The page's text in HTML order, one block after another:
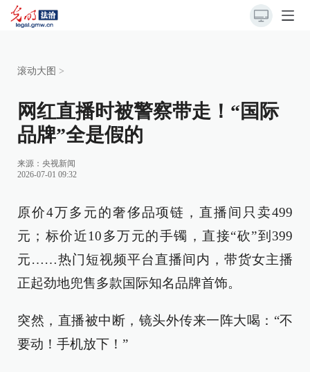
滚动大图 >
网红直播时被警察带走！“国际
品牌”全是假的
来源： 央视新闻
2026-07-01 09:32
原价4万多元的奢侈品项链，直播间只卖499
元；标价近10多万元的手镯，直接“砍”到399
元……热门短视频平台直播间内，带货女主播
正起劲地兜售多款国际知名品牌首饰。
突然，直播被中断，镜头外传来一阵大喝：“不
要动！手机放下！”